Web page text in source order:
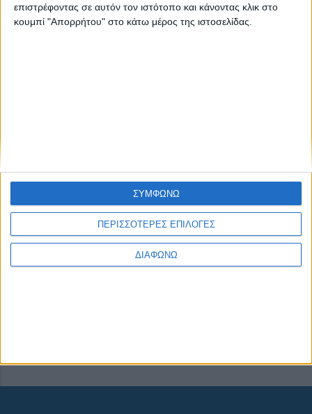
επιστρέφοντας σε αυτόν τον ιστότοπο και κάνοντας κλικ στο
κουμπί "Απορρήτου" στο κάτω μέρος της ιστοσελίδας.
ΠΕΡΙΣΣΟΤΕΡΕΣ ΕΠΙΛΟΓΕΣ
ΔΙΑΦΩΝΩ
ΣΥΜΦΩΝΩ
ασθενών με καρκίνο και οικογενειών
NEWSLETTER